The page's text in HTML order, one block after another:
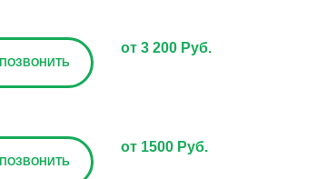
ПОЗВОНИТЬ
от 3 200 Руб.
ПОЗВОНИТЬ
от 1500 Руб.